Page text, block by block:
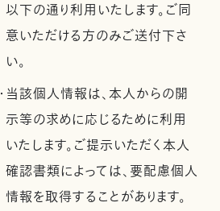
以下の通り利用いたします。ご同
意いただける方のみご送付下さ
い。
・当該個人情報は、本人からの開
示等の求めに応じるために利用
いたします。ご提示いただく本人
確認書類によっては、要配慮個人
情報を取得することがあります。